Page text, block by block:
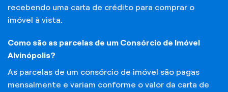
recebendo uma carta de crédito para comprar o
imóvel à vista.
Como são as parcelas de um Consórcio de Imóvel
Alvinópolis?
As parcelas de um consórcio de imóvel são pagas
mensalmente e variam conforme o valor da carta de